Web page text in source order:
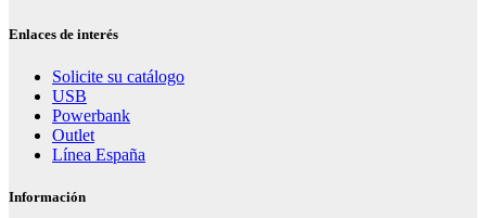
Enlaces de interés
Solicite su catálogo
USB
Powerbank
Outlet
Línea España
Información